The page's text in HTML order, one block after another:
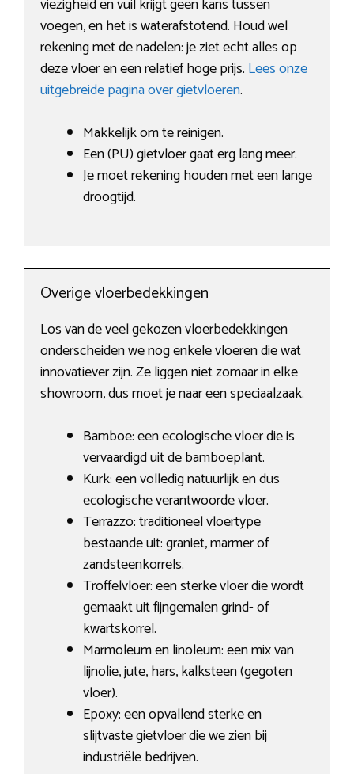
viezigheid en vuil krijgt geen kans tussen
voegen, en het is waterafstotend. Houd wel
rekening met de nadelen: je ziet echt alles op
deze vloer en een relatief hoge prijs. Lees onze
uitgebreide pagina over gietvloeren.
Makkelijk om te reinigen.
Een (PU) gietvloer gaat erg lang meer.
Je moet rekening houden met een lange
droogtijd.
Overige vloerbedekkingen
Los van de veel gekozen vloerbedekkingen
onderscheiden we nog enkele vloeren die wat
innovatiever zijn. Ze liggen niet zomaar in elke
showroom, dus moet je naar een speciaalzaak.
Bamboe: een ecologische vloer die is
vervaardigd uit de bamboeplant.
Kurk: een volledig natuurlijk en dus
ecologische verantwoorde vloer.
Terrazzo: traditioneel vloertype
bestaande uit: graniet, marmer of
zandsteenkorrels.
Troffelvloer: een sterke vloer die wordt
gemaakt uit fijngemalen grind- of
kwartskorrel.
Marmoleum en linoleum: een mix van
lijnolie, jute, hars, kalksteen (gegoten
vloer).
Epoxy: een opvallend sterke en
slijtvaste gietvloer die we zien bij
industriële bedrijven.